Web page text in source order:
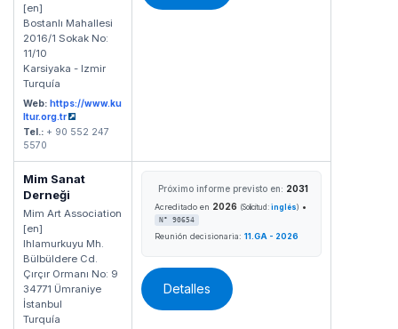
[en]
Bostanlı Mahallesi
2016/1 Sokak No:
11/10
Karsiyaka - Izmir
Turquía
Web: https://www.ku
ltur.org.tr
Tel.: + 90 552 247
5570
Mim Sanat
Derneği
Mim Art Association
[en]
Ihlamurkuyu Mh.
Bülbüldere Cd.
Çırçır Ormanı No: 9
34771 Ümraniye
İstanbul
Turquía
Próximo informe previsto en: 2031
Acreditado en 2026 (Solicitud: inglés) •
N° 90654
Reunión decisionaria: 11.GA - 2026
Detalles